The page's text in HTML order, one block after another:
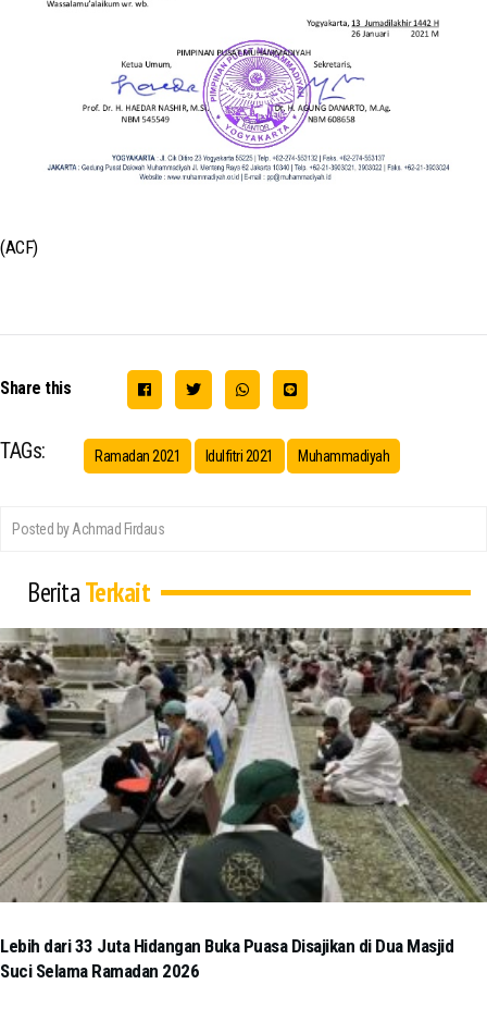
(ACF)
Share this
TAGs: Ramadan 2021 Idulfitri 2021 Muhammadiyah
Posted by Achmad Firdaus
BeritaTerkait
Lebih dari 33 Juta Hidangan Buka Puasa Disajikan di Dua Masjid
Suci Selama Ramadan 2026